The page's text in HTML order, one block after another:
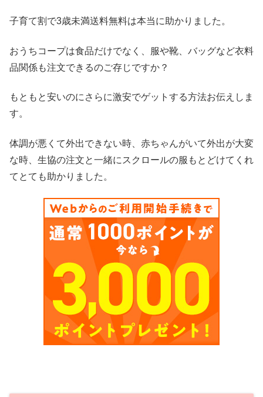
子育て割で3歳未満送料無料は本当に助かりました。
おうちコープは食品だけでなく、服や靴、バッグなど衣料
品関係も注文できるのご存じですか？
もともと安いのにさらに激安でゲットする方法お伝えしま
す。
体調が悪くて外出できない時、赤ちゃんがいて外出が大変
な時、生協の注文と一緒にスクロールの服もとどけてくれ
てとても助かりました。